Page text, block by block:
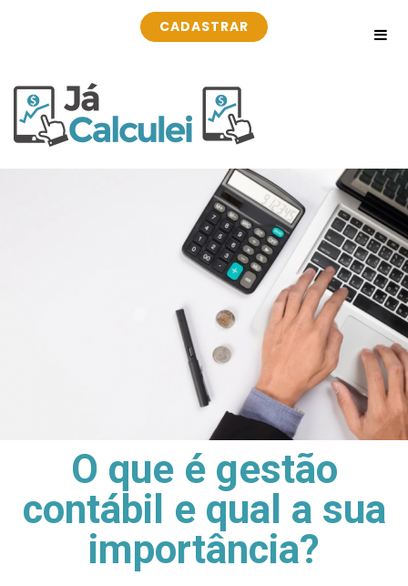
CADASTRAR
O que é gestão
contábil e qual a sua
importância?